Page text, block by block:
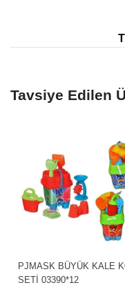
Tavsiye Edilen
PJMASK BÜYÜK KALE
SETİ 03390*12